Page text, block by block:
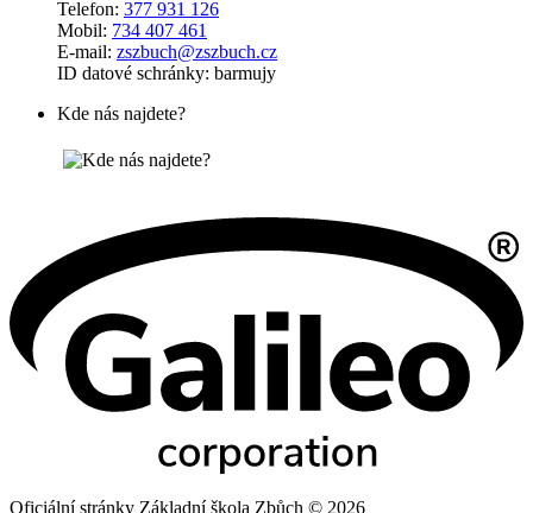
Telefon: 377 931 126
Mobil: 734 407 461
E-mail: zszbuch@zszbuch.cz
ID datové schránky: barmujy
Kde nás najdete?
Oficiální stránky Základní škola Zbůch © 2026